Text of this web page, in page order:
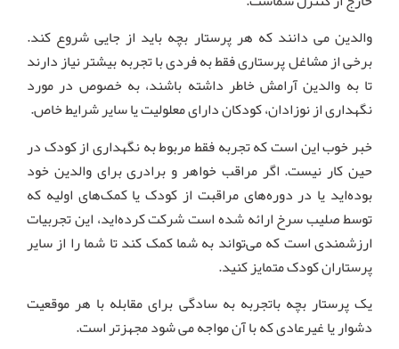
والدین می دانند که هر پرستار بچه باید از جایی شروع کند.
برخی از مشاغل پرستاری فقط به فردی با تجربه بیشتر نیاز دارند
تا به والدین آرامش خاطر داشته باشند، به خصوص در مورد
نگهداری از نوزادان، کودکان دارای معلولیت یا سایر شرایط خاص.
خبر خوب این است که تجربه فقط مربوط به نگهداری از کودک در
حین کار نیست. اگر مراقب خواهر و برادری برای والدین خود
بوده‌اید یا در دوره‌های مراقبت از کودک یا کمک‌های اولیه که
توسط صلیب سرخ ارائه شده است شرکت کرده‌اید، این تجربیات
ارزشمندی است که می‌تواند به شما کمک کند تا شما را از سایر
پرستاران کودک متمایز کنید.
یک پرستار بچه باتجربه به سادگی برای مقابله با هر موقعیت
دشوار یا غیرعادی که با آن مواجه می شود مجهزتر است.